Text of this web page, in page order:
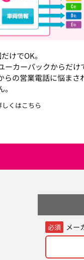
けでOK。
ーカーパックからだけ
らの営業電話に悩まさ
しくはこちら
必須 メー